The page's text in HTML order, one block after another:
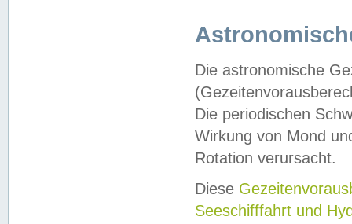
Die astronomische
Die periodischen
Wirkung von Mond
Rotation verursacht.
Diese
Seeschifffahrt und